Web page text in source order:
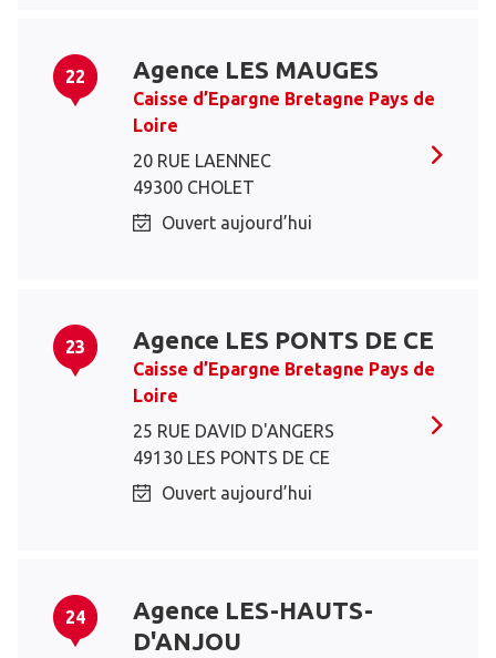
22 Agence LES MAUGES
Caisse d’Epargne Bretagne Pays de
Loire
20 RUE LAENNEC
49300 CHOLET
Ouvert aujourd’hui
23 Agence LES PONTS DE CE
Caisse d’Epargne Bretagne Pays de
Loire
25 RUE DAVID D'ANGERS
49130 LES PONTS DE CE
Ouvert aujourd’hui
24
Agence LES-HAUTS-
D'ANJOU